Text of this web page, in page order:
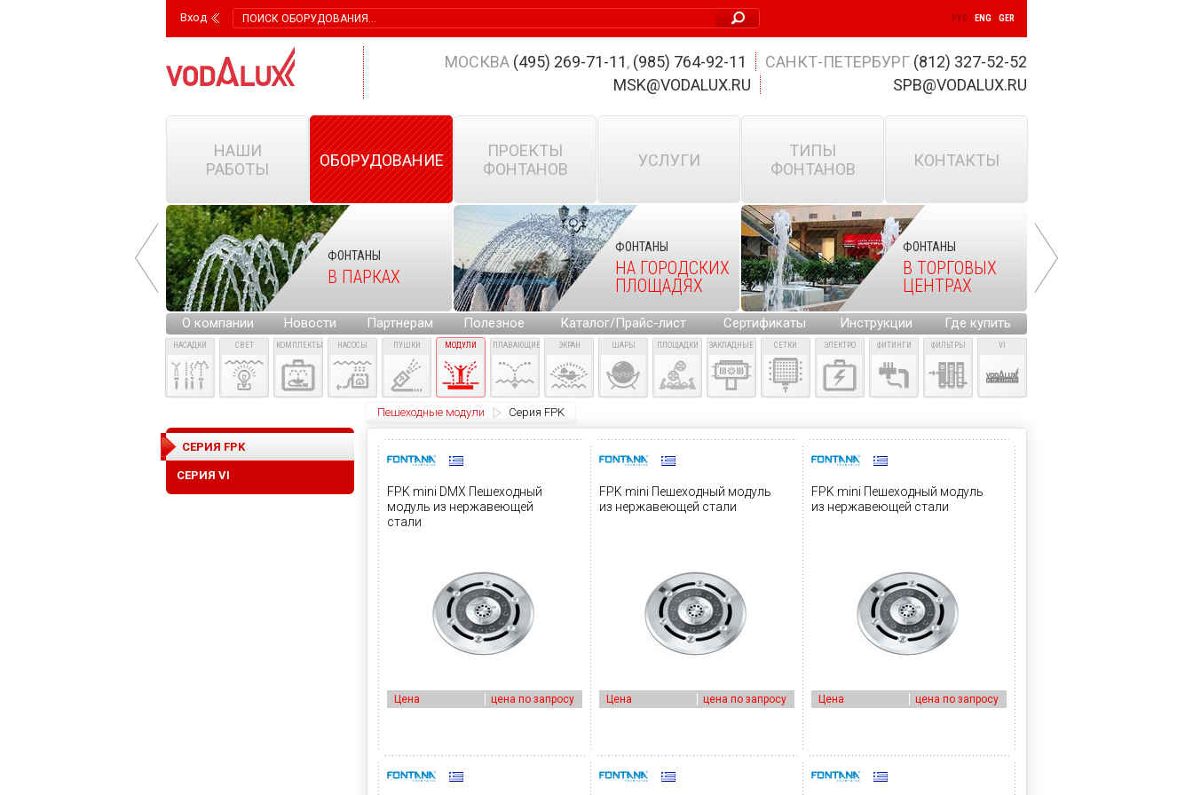
Вход РУС ENG GER
МОСКВА (495) 269-71-11, (985) 764-92-11 САНКТ-ПЕТЕРБУРГ (812) 327-52-52
MSK@VODALUX.RU
SPB@VODALUX.RU
НАШИ
РАБОТЫ
ОБОРУДОВАНИЕ
ПРОЕКТЫ
ФОНТАНОВ
УСЛУГИ
ТИПЫ
ФОНТАНОВ
КОНТАКТЫ
НА ГОРОДСКИХ
ФОНТАНЫ
В ПАРКАХ
ФОНТАНЫ
НА ГОРОДСКИХ
ПЛОЩАДЯХ
ФОНТАНЫ
В ТОРГОВЫХ
ЦЕНТРАХ
О компании Новости Партнерам Полезное Каталог/Прайс-лист Сертификаты Инструкции Где купить
НАСАДКИ СВЕТ КОМПЛЕКТЫ НАСОСЫ ПУШКИ МОДУЛИ ПЛАВАЮЩИЕ ЭКРАН ШАРЫ ПЛОЩАДКИ ЗАКЛАДНЫЕ СЕТКИ ЭЛЕКТРО ФИТИНГИ ФИЛЬТРЫ VI
Пешеходные модули Серия FPK
FPK mini DMX Пешеходный
модуль из нержавеющей
стали
Цена цена по запросу
FPK mini Пешеходный модуль
из нержавеющей стали
Цена цена по запросу
FPK mini Пешеходный модуль
из нержавеющей стали
Цена цена по запросу
СЕРИЯ FPK
СЕРИЯ VI